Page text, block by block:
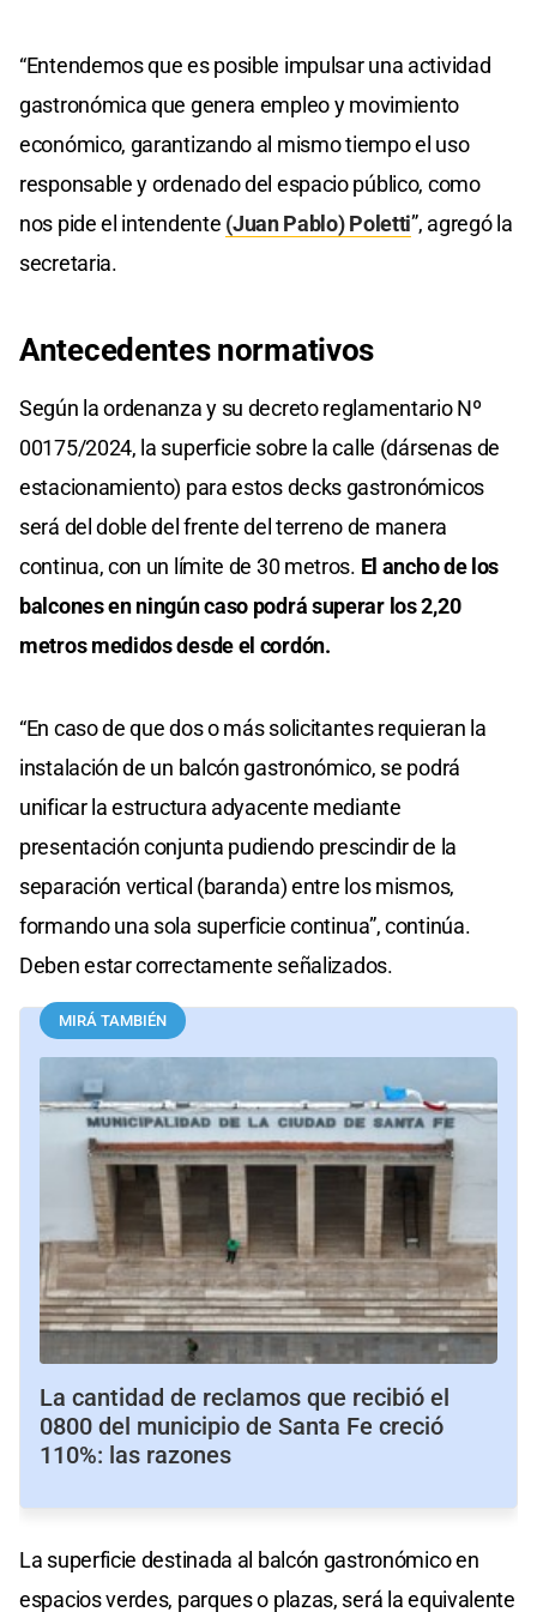
“Entendemos que es posible impulsar una actividad
gastronómica que genera empleo y movimiento
económico, garantizando al mismo tiempo el uso
responsable y ordenado del espacio público, como
nos pide el intendente (Juan Pablo) Poletti”, agregó la
secretaria.
Antecedentes normativos
Según la ordenanza y su decreto reglamentario Nº
00175/2024, la superficie sobre la calle (dársenas de
estacionamiento) para estos decks gastronómicos
será del doble del frente del terreno de manera
continua, con un límite de 30 metros. El ancho de los
balcones en ningún caso podrá superar los 2,20
metros medidos desde el cordón.
“En caso de que dos o más solicitantes requieran la
instalación de un balcón gastronómico, se podrá
unificar la estructura adyacente mediante
presentación conjunta pudiendo prescindir de la
separación vertical (baranda) entre los mismos,
formando una sola superficie continua”, continúa.
Deben estar correctamente señalizados.
MIRÁ TAMBIÉN
La cantidad de reclamos que recibió el
0800 del municipio de Santa Fe creció
110%: las razones
La superficie destinada al balcón gastronómico en
espacios verdes, parques o plazas, será la equivalente